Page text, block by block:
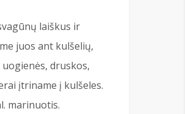
laiškus ir
juos ant kulšelių,
uogienės, druskos,
įtriname į kulšeles.
marinuotis.